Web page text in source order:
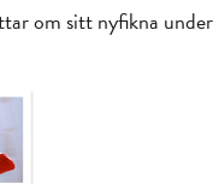
om sitt nyfikna